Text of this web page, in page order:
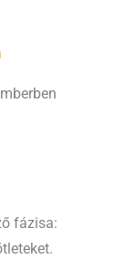
fázisa: